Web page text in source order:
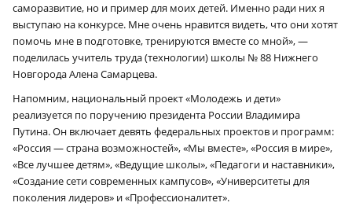
саморазвитие, но и пример для моих детей. Именно ради них я
выступаю на конкурсе. Мне очень нравится видеть, что они хотят
помочь мне в подготовке, тренируются вместе со мной», —
поделилась учитель труда (технологии) школы № 88 Нижнего
Новгорода Алена Самарцева.
Напомним, национальный проект «Молодежь и дети»
реализуется по поручению президента России Владимира
Путина. Он включает девять федеральных проектов и программ:
«Россия — страна возможностей», «Мы вместе», «Россия в мире»,
«Все лучшее детям», «Ведущие школы», «Педагоги и наставники»,
«Создание сети современных кампусов», «Университеты для
поколения лидеров» и «Профессионалитет».